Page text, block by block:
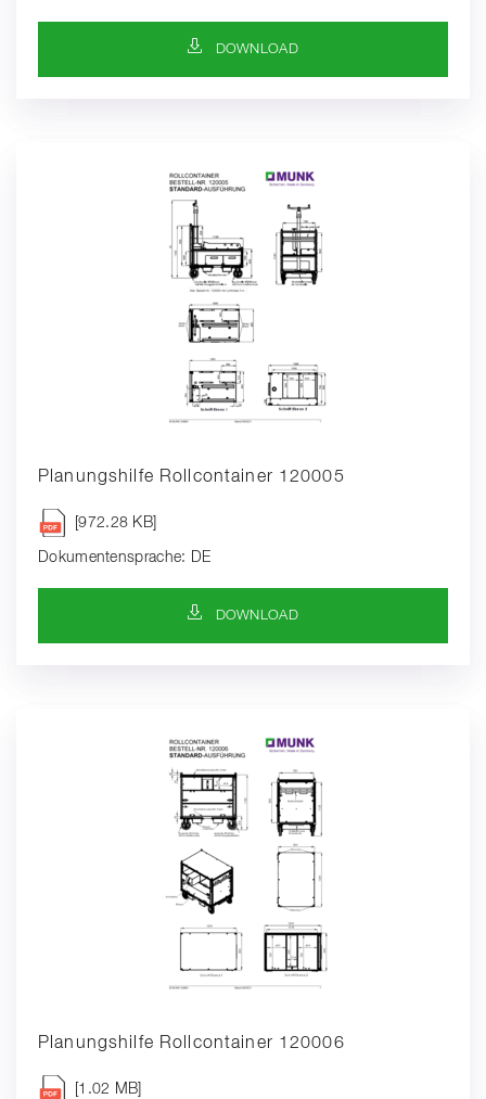
DOWNLOAD-SYMBOL
DOWNLOAD
Planungshilfe Rollcontainer 120005
[972.28 KB]
Dokumentensprache: DE
DOWNLOAD-SYMBOL
DOWNLOAD
Planungshilfe Rollcontainer 120006
[1.02 MB]